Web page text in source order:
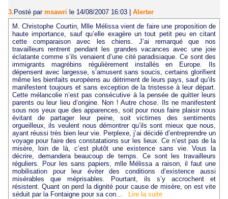
3. Posté par msawri le 14/08/2007 16:03
Alerter
M. Christophe Courtin, Mlle Mélissa vient de faire une proposition de
haute importance, sauf qu’elle exagère un tout petit peu en citant
cette comparaison avec les chiens. J’ai remarqué que nos
travailleurs rentrent pendant les grandes vacances avec une joie
éclatante comme s’ils venaient d’une cité paradisiaque. Ce sont des
immigrants magrébins régulièrement installés en Europe. Ils
dépensent avec largesse, s’amusent sans soucis, certains glorifient
même les bienfaits européens au détriment de leurs pays, sauf qu’ils
manifestent toujours et sans exception de la tristesse à leur départ.
Cette mélancolie n’est pas consécutive à la pensée de quitter leurs
parents ou leur lieu d’origine. Non ! Autre chose. Ils ne manifestent
sous nos yeux que des apparences, soit pour nous faire plaisir nous
évitant de partager leur peine, soit victimes des sentiments
orgueilleux, ils veulent nous démontrer qu’ils sont mieux que nous,
ayant réussi très bien leur vie. Perplexe, j’ai décidé d’entreprendre un
voyage pour faire des constatations sur les lieux. Ce n’est pas de la
misère, loin de là, c’est plutôt une existence sans vie. Vous la
décrire, demandera beaucoup de temps. Ce sont les travailleurs
réguliers. Pour les sans papiers, mlle Mélissa a raison, il faut une
mobilisation pour leur éviter des conditions d’existence aussi
misérables que méprisables. Pourtant, ils s’y accrochent et
résistent. Quant on perd la dignité pour cause de misère, on est vite
séduit par la Fontaigne pour sa con...
Lire la suite